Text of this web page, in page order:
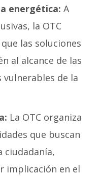
energética: A
la OTC
las soluciones
al alcance de las
vulnerables de la
La OTC organiza
que buscan
ciudadanía,
implicación en el